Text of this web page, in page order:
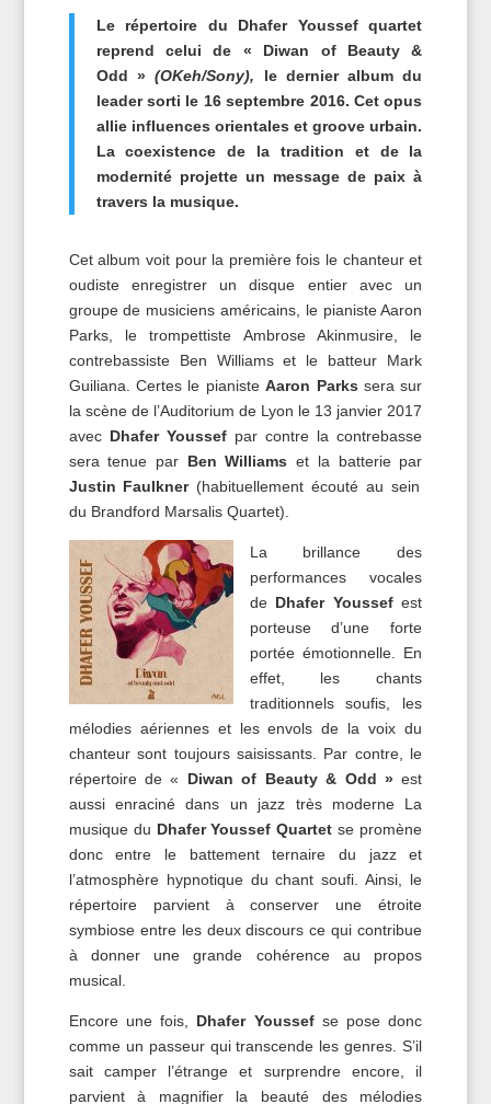
Le répertoire du Dhafer Youssef quartet
reprend celui de « Diwan of Beauty &
Odd »(OKeh/Sony), le dernier album du
leader sorti le 16 septembre 2016. Cet opus
allie influences orientales et groove urbain.
La coexistence de la tradition et de la
modernité projette un message de paixà
travers la musique.
Cet album voit pour la première fois le chanteur et
oudiste enregistrer un disque entier avec un
groupe de musiciens américains, le pianiste Aaron
Parks, le trompettiste Ambrose Akinmusire, le
contrebassiste Ben Williams et le batteur Mark
Guiliana. Certes le pianisteAaron Parks sera sur
la scène de l’Auditorium de Lyon le 13 janvier 2017
avecDhafer Youssefpar contre la contrebasse
sera tenue par Ben Williams et la batterie par
Justin Faulkner (habituellement écouté au sein
du Brandford Marsalis Quartet).
La brillance des
performances vocales
de Dhafer Youssefest
porteuse d’une forte
portée émotionnelle. En
effet, les chants
traditionnels soufis, les
mélodies aériennes et les envols de la voix du
chanteur sont toujours saisissants. Par contre, le
répertoire de « Diwan of Beauty & Odd »est
aussi enraciné dans un jazz très moderne La
musique du Dhafer Youssef Quartet se promène
donc entre le battement ternaire du jazz et
l’atmosphère hypnotique du chant soufi. Ainsi, le
répertoire parvient à conserver une étroite
symbiose entre les deux discours ce qui contribue
à donner une grande cohérence au propos
musical.
Encore une fois, Dhafer Youssefse pose donc
comme un passeur qui transcende les genres. S’il
sait camper l’étrange et surprendre encore, il
parvient à magnifier la beauté des mélodies